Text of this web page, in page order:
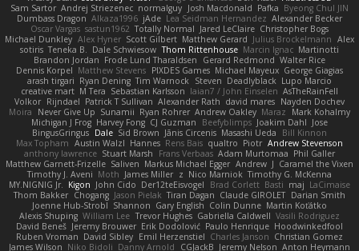
Sam Sartor Andrej Striezenec normalguy Josh Macdonald Pafka Byeong Chul JIN
Dumbass Dragon Alkaza1996 jAde Lea Seidman Hernandez Alexander Becker
Oscar Vargas sastun1962 Totally Normal Jared LeClaire Christopher Bogs
Michael Dunkley Alex Hyner Scott Gilbert Matthew Gerard Julius Brockelmann Alex
sotiris Teneka B. Dale Schwiesow Thom Rittenhouse Marcin Ignac Martinotti
Brandon Jordan Frode Lund Tharaldsen Gerard Redmond Walter Rice
Dennis Korpel Matthew Stevens PIXDES Games Michael Mayeux George Giagias
arash tirgari Ryan Dening Tim Warnock Steven Deadlyblack Lupo Marcio
creative mart M Tera Sebastian Karlsson Iaian7 / John Einselen AsTheRainFell
Volkor Rijndael Patrick T Sullivan Alexander Rath david mares Nayden Dochev
Moira
Never Give Up Sunamii Ryan Rohrer Andrew Oakley Maraz
Mark Kohalmy
Michigan J Frog Harvey Fong CJ Guzman Beefyblimps Joakim Dahl Jose
BingusGringus Dale Sid Brown Jānis Circenis Masashi Ueda
Bill Kinnon
Max Topham Austin Walzl Hannes Rens Bais qualtro Piotr Andrew Stevenson
anthony lawrence Stuart Marsh Frans Verbaas Adam Murtomaa Phil Galler
Matthew Garnett-Frizelle Saliven Markus Michael Egger Andrew J Caramel the Vixen
Timothy J. Aveni Moth James Miller z Nico Marniok Timothy G. McKenna
MY.NIGNIG Jr. Kigon John Cido Der12teEisvogel Brad Corlett Basti maj LaCimaise
Thom Bakker Chogang Jason Pielak Tiran Dagan Claude GIROLET Darian Smith
Joenne Hub-Strobl Shannon Gary English Colin Dunne Martin Koťátko
Alexis Shuping William Lee Trevor Hughes Gabriella Caldwell Vasili Rodriguez
David Beneš Jeremy Brouwer Erik Dodolović Paulo Henrique Hoodwinkedfool
Ruben Vroman David Sibley Emil Herzenstiel Charles Janson Christian Gomez
James Wilson Niko Bidoli Danny Arnold CGJackB Jeremy Nelson Anton Heymann